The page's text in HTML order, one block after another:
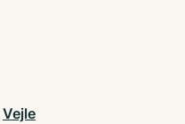
Vejle